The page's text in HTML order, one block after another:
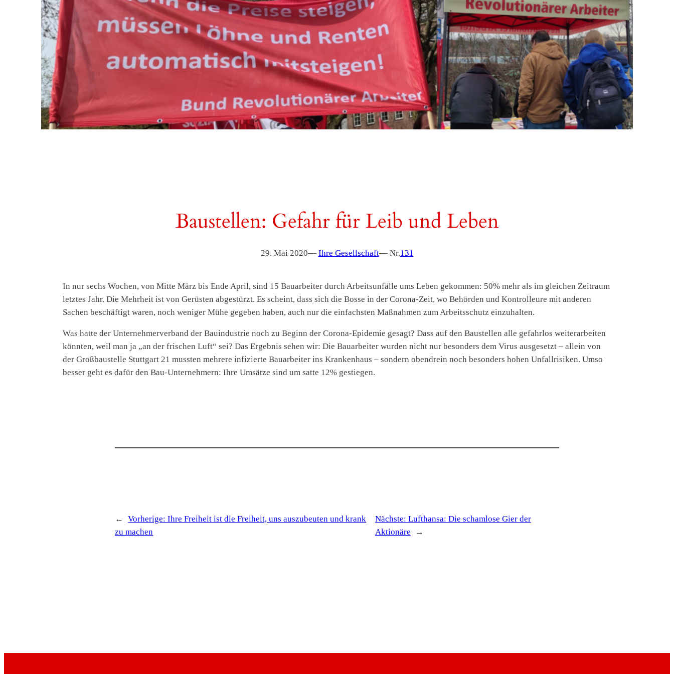
Baustellen: Gefahr für Leib und Leben
29. Mai 2020— Ihre Gesellschaft— Nr.131
In nur sechs Wochen, von Mitte März bis Ende April, sind 15 Bauarbeiter durch Arbeitsunfälle ums Leben gekommen: 50% mehr als im gleichen Zeitraum
letztes Jahr. Die Mehrheit ist von Gerüsten abgestürzt. Es scheint, dass sich die Bosse in der Corona-Zeit, wo Behörden und Kontrolleure mit anderen
Sachen beschäftigt waren, noch weniger Mühe gegeben haben, auch nur die einfachsten Maßnahmen zum Arbeitsschutz einzuhalten.
Was hatte der Unternehmerverband der Bauindustrie noch zu Beginn der Corona-Epidemie gesagt? Dass auf den Baustellen alle gefahrlos weiterarbeiten
könnten, weil man ja „an der frischen Luft“ sei? Das Ergebnis sehen wir: Die Bauarbeiter wurden nicht nur besonders dem Virus ausgesetzt – allein von
der Großbaustelle Stuttgart 21 mussten mehrere infizierte Bauarbeiter ins Krankenhaus – sondern obendrein noch besonders hohen Unfallrisiken. Umso
besser geht es dafür den Bau-Unternehmern: Ihre Umsätze sind um satte 12% gestiegen.
← Vorherige:Ihre Freiheit ist die Freiheit, uns auszubeuten und krank
zu machen
Nächste: Lufthansa: Die schamlose Gier der
Aktionäre
→